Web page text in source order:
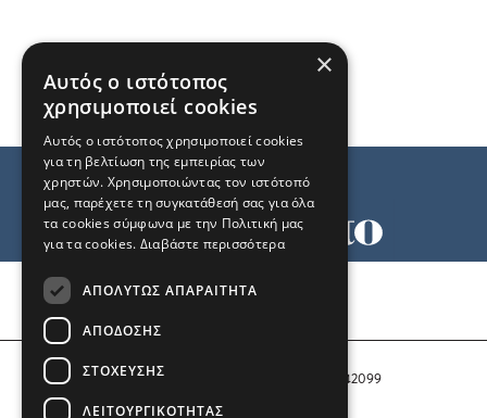
Αριθμός Πιστοποίησης Μ.Η.Τ. 242099
×
Αυτός ο ιστότοπος
χρησιμοποιεί cookies
Αυτός ο ιστότοπος χρησιμοποιεί cookies
για τη βελτίωση της εμπειρίας των
χρηστών. Χρησιμοποιώντας τον ιστότοπό
μας, παρέχετε τη συγκατάθεσή σας για όλα
τα cookies σύμφωνα με την Πολιτική μας
για τα cookies. Διαβάστε περισσότερα
ΑΠΟΛΎΤΩΣ ΑΠΑΡΑΊΤΗΤΑ
ΑΠΌΔΟΣΗΣ
ΣΤΌΧΕΥΣΗΣ
ΛΕΙΤΟΥΡΓΙΚΌΤΗΤΑΣ